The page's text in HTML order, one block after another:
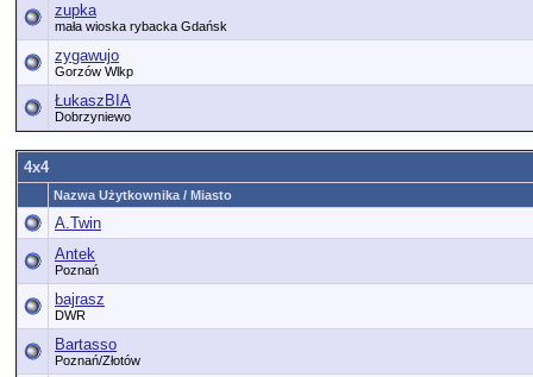
zupka
mała wioska rybacka Gdańsk
zygawujo
Gorzów Wlkp
ŁukaszBIA
Dobrzyniewo
4x4
Nazwa Użytkownika / Miasto
A.Twin
Antek
Poznań
bajrasz
DWR
Bartasso
Poznań/Złotów